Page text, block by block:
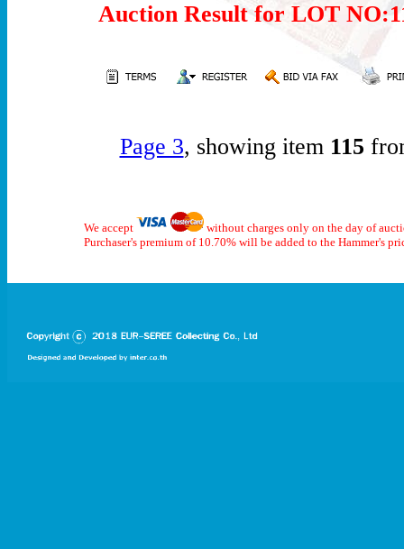
Auction Result for LOT
Page 3, showing item 115
We accept
without charges only on the day of
Purchaser's premium of 10.70% will be added to the Hammer's